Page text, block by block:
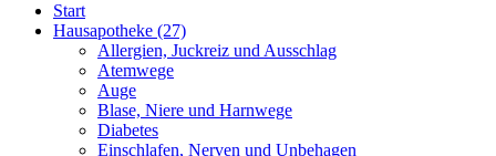
Start
Hausapotheke (27)
Allergien, Juckreiz und Ausschlag
Atemwege
Auge
Blase, Niere und Harnwege
Diabetes
Einschlafen, Nerven und Unbehagen